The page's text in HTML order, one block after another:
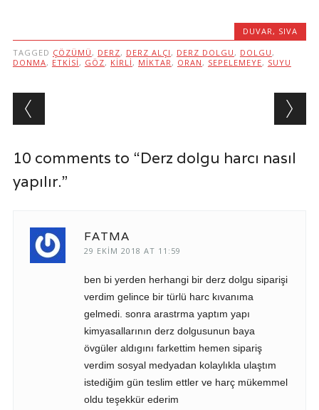
DUVAR, SIVA
TAGGED ÇÖZÜMÜ , DERZ, DERZ ALÇI , DERZ DOLGU , DOLGU ,
DONMA, ETKISI , GÖZ, KIRLI , MIKTAR, ORAN , SEPELEMEYE, SUYU
Post navigation
10 comments to “Derz dolgu harcı nasıl
yapılır.”
FATMA
29 EKIM 2018 AT 11:59
ben bi yerden herhangi bir derz dolgu siparişi
verdim gelince bir türlü harc kıvanıma
gelmedi. sonra arastrma yaptım yapı
kimyasallarının derz dolgusunun baya
övgüler aldıgını farkettim hemen sipariş
verdim sosyal medyadan kolaylıkla ulaştım
istediğim gün teslim ettler ve harç mükemmel
oldu teşekkür ederim